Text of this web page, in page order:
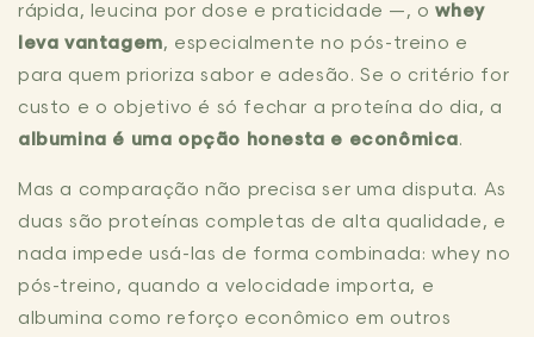
rápida, leucina por dose e praticidade —, owhey
leva vantagem, especialmente no pós-treino e
para quem prioriza sabor e adesão. Se o critério for
custo e o objetivo é só fechar a proteína do dia, a
albumina é uma opção honesta e econômica.
Mas a comparação não precisa ser uma disputa. As
duas são proteínas completas de alta qualidade, e
nada impede usá-las de forma combinada: whey no
pós-treino, quando a velocidade importa, e
albumina como reforço econômico em outros